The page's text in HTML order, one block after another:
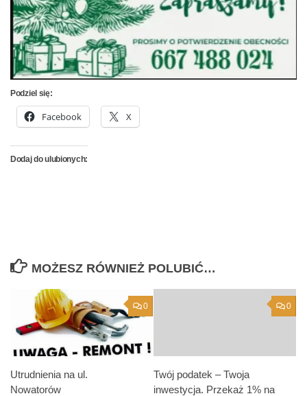
Podziel się:
Facebook X
Dodaj do ulubionych:
MOŻESZ RÓWNIEŻ POLUBIĆ…
0
Utrudnienia na ul.
Nowatorów
0
Twój podatek – Twoja
inwestycja. Przekaż 1% na